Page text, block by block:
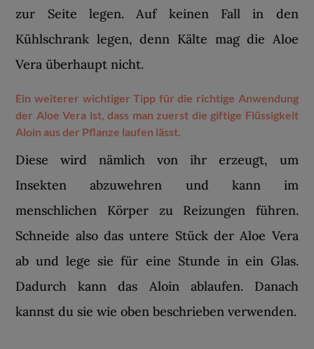
zur Seite legen. Auf keinen Fall in den
Kühlschrank legen, denn Kälte mag die Aloe
Vera überhaupt nicht.
Ein weiterer wichtiger Tipp für die richtige Anwendung
der Aloe Vera ist, dass man zuerst die giftige Flüssigkeit
Aloin aus der Pflanze laufen lässt.
Diese wird nämlich von ihr erzeugt, um
Insekten abzuwehren und kann im
menschlichen Körper zu Reizungen führen.
Schneide also das untere Stück der Aloe Vera
ab und lege sie für eine Stunde in ein Glas.
Dadurch kann das Aloin ablaufen. Danach
kannst du sie wie oben beschrieben verwenden.